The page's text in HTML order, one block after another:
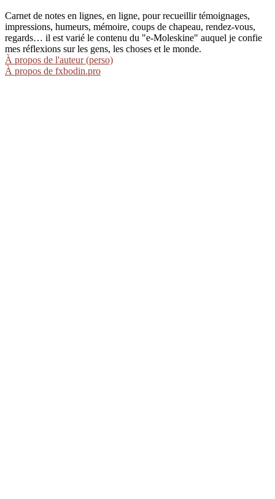
Carnet de notes en lignes, en ligne, pour recueillir témoignages,
impressions, humeurs, mémoire, coups de chapeau, rendez-vous,
regards… il est varié le contenu du "e-Moleskine" auquel je confie
mes réflexions sur les gens, les choses et le monde.
À propos de l'auteur (perso)
À propos de fxbodin.pro